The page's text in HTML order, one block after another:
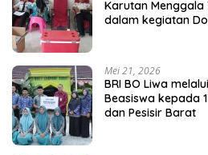
Karutan
dalam kegiatan
Mei 21, 2026
BRI BO Liwa
Beasiswa kepada
dan Pesisir Barat